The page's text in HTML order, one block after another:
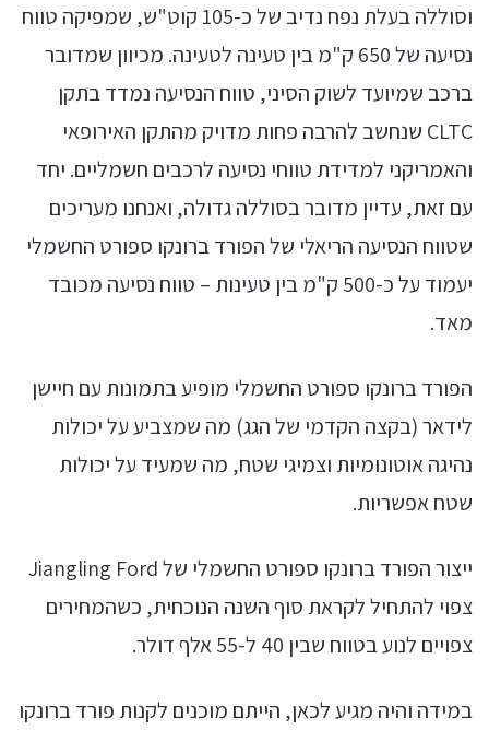
וסוללה בעלת נפח נדיב של כ-105 קוט"ש, שמפיקה טווח
נסיעה של 650 ק"מ בין טעינה לטעינה. מכיוון שמדובר
ברכב שמיועד לשוק הסיני, טווח הנסיעה נמדד בתקן
CLTC שנחשב להרבה פחות מדויק מהתקן האירופאי
והאמריקני למדידת טווחי נסיעה לרכבים חשמליים. יחד
עם זאת, עדיין מדובר בסוללה גדולה, ואנחנו מעריכים
שטווח הנסיעה הריאלי של הפורד ברונקו ספורט החשמלי
יעמוד על כ-500 ק"מ בין טעינות – טווח נסיעה מכובד
מאד.
הפורד ברונקו ספורט החשמלי מופיע בתמונות עם חיישן
לידאר (בקצה הקדמי של הגג) מה שמצביע על יכולות
נהיגה אוטונומיות וצמיגי שטח, מה שמעיד על יכולות
שטח אפשריות.
ייצור הפורד ברונקו ספורט החשמלי של Jiangling Ford
צפוי להתחיל לקראת סוף השנה הנוכחית, כשהמחירים
צפויים לנוע בטווח שבין 40 ל-55 אלף דולר.
במידה והיה מגיע לכאן, הייתם מוכנים לקנות פורד ברונקו